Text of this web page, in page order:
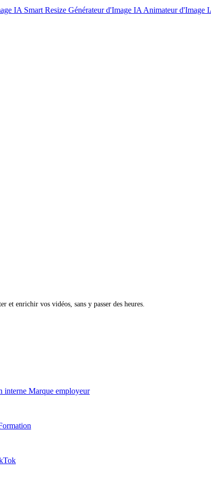
IA Smart Resize Générateur d'Image IA Animateur d'Image
et enrichir vos vidéos, sans y passer des heures.
interne Marque employeur